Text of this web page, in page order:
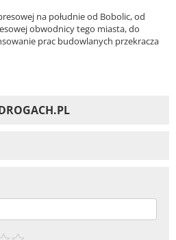
na południe od Bobolic, od
obwodnicy tego miasta, do
prac budowlanych przekracza